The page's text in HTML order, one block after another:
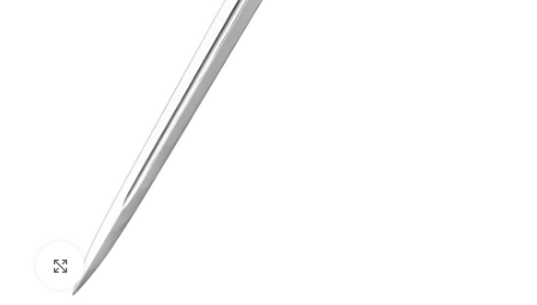
Click to enlarge